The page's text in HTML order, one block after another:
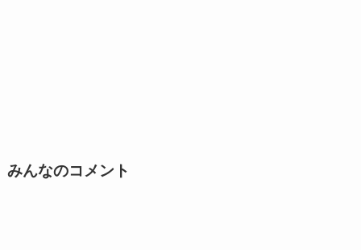
みんなのコメント